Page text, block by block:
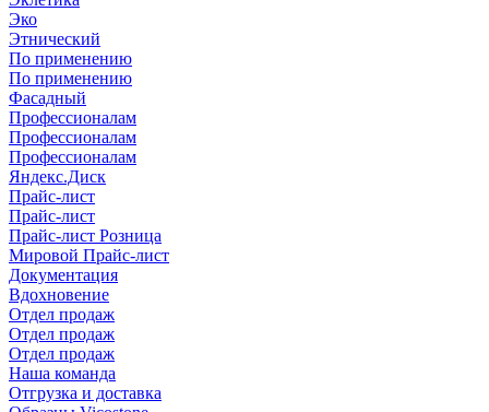
Эко
Этнический
По применению
По применению
Фасадный
Профессионалам
Профессионалам
Профессионалам
Яндекс.Диск
Прайс-лист
Прайс-лист
Прайс-лист Розница
Мировой Прайс-лист
Документация
Вдохновение
Отдел продаж
Отдел продаж
Отдел продаж
Наша команда
Отгрузка и доставка